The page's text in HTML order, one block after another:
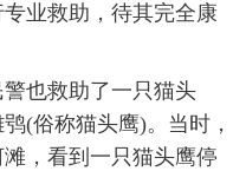
业救助，待其完全康
也救助了一只猫头
(俗称猫头鹰)。当时，
，看到一只猫头鹰停